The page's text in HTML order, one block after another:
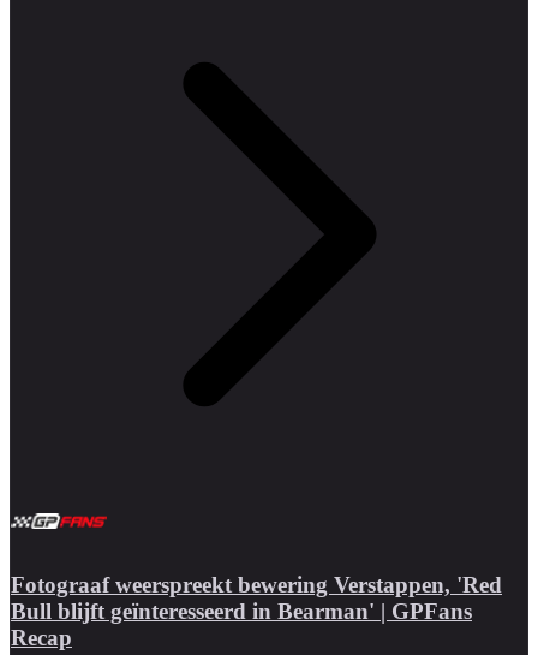
Fotograaf weerspreekt bewering Verstappen, 'Red
Bull blijft geïnteresseerd in Bearman' | GPFans
Recap